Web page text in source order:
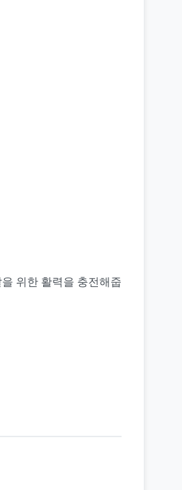
위한 활력을 충전해줍